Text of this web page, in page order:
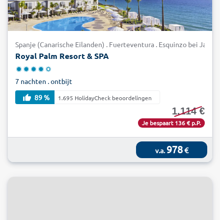
voordelig bij alltours – de zon wacht u op!
Spanje (Canarische Eilanden) . Fuerteventura . Esquinzo bei Jandia
Royal Palm Resort & SPA
7 nachten . ontbijt
89 %
1.695 HolidayCheck beoordelingen
1.114 €
Je bespaart 136 € p.P.
v.a.978€